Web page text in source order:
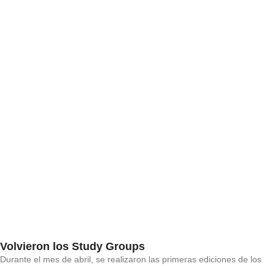
Volvieron los Study Groups
Durante el mes de abril, se realizaron las primeras ediciones de los